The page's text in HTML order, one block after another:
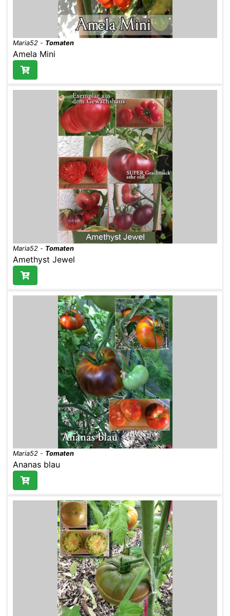
Maria52 - Tomaten
Amela Mini
Maria52 - Tomaten
Amethyst Jewel
Maria52 - Tomaten
Ananas blau